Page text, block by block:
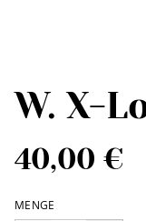
W. X-
40,00 €
MENGE